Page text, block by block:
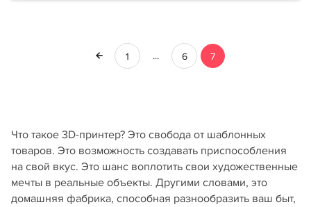
1 ... 6 7
Что такое 3D-принтер? Это свобода от шаблонных
товаров. Это возможность создавать приспособления
на свой вкус. Это шанс воплотить свои художественные
мечты в реальные объекты. Другими словами, это
домашняя фабрика, способная разнообразить ваш быт,